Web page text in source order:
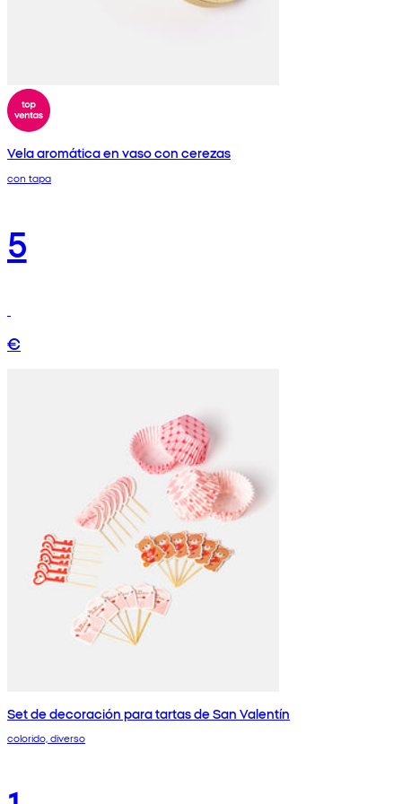
Vela aromática en vaso con cerezas
con tapa
5
€
Set de decoración para tartas de San Valentín
colorido, diverso